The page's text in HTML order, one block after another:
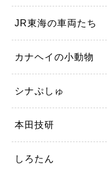
JR東海の車両たち
カナヘイの小動物
シナぷしゅ
本田技研
しろたん